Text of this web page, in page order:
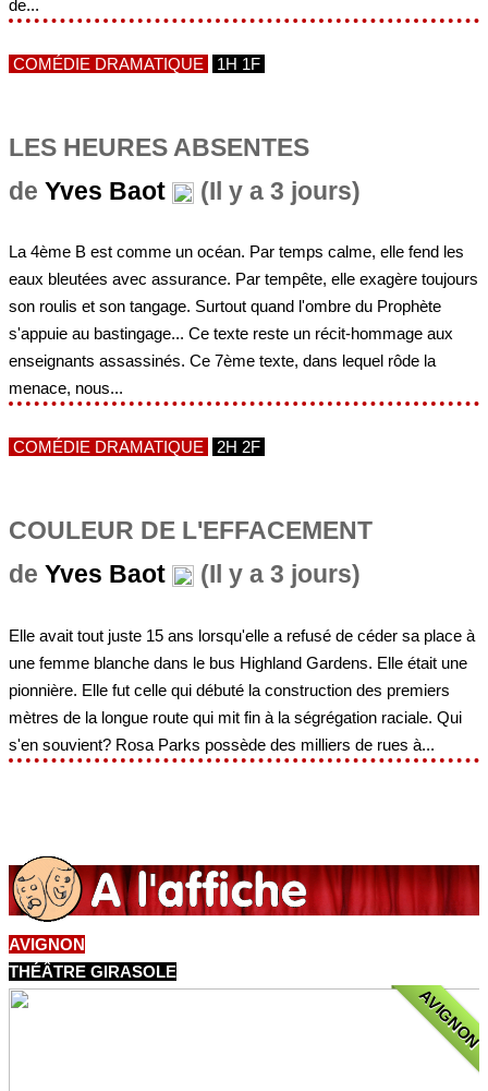
de...
COMÉDIE DRAMATIQUE 1H 1F
LES HEURES ABSENTES
de Yves Baot (Il y a 3 jours)
La 4ème B est comme un océan. Par temps calme, elle fend les
eaux bleutées avec assurance. Par tempête, elle exagère toujours
son roulis et son tangage. Surtout quand l'ombre du Prophète
s'appuie au bastingage... Ce texte reste un récit-hommage aux
enseignants assassinés. Ce 7ème texte, dans lequel rôde la
menace, nous...
COMÉDIE DRAMATIQUE 2H 2F
COULEUR DE L'EFFACEMENT
de Yves Baot (Il y a 3 jours)
Elle avait tout juste 15 ans lorsqu'elle a refusé de céder sa place à
une femme blanche dans le bus Highland Gardens. Elle était une
pionnière. Elle fut celle qui débuté la construction des premiers
mètres de la longue route qui mit fin à la ségrégation raciale. Qui
s'en souvient? Rosa Parks possède des milliers de rues à...
AVIGNON
THÉÂTRE GIRASOLE
AVIGNON